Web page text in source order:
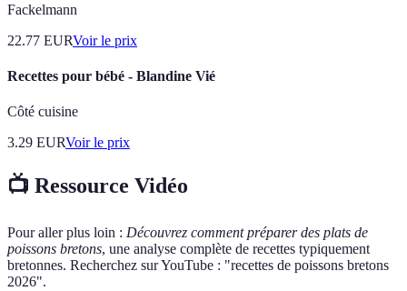
Fackelmann
22.77 EURVoir le prix
Recettes pour bébé - Blandine Vié
Côté cuisine
3.29 EURVoir le prix
📺 Ressource Vidéo
Pour aller plus loin : Découvrez comment préparer des plats de
poissons bretons, une analyse complète de recettes typiquement
bretonnes. Recherchez sur YouTube : "recettes de poissons bretons
2026".